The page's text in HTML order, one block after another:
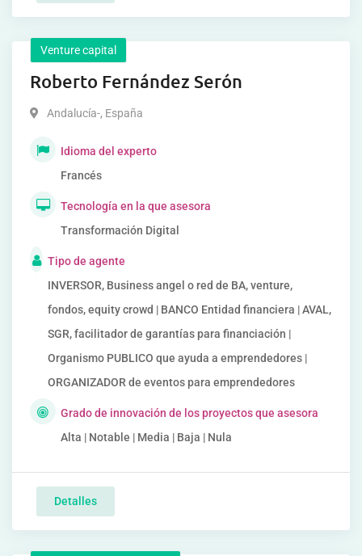
Venture capital
Roberto Fernández Serón
Andalucía-, España
Idioma del experto
Francés
Tecnología en la que asesora
Transformación Digital
Tipo de agente
INVERSOR, Business angel o red de BA, venture,
fondos, equity crowd | BANCO Entidad financiera | AVAL,
SGR, facilitador de garantías para financiación |
Organismo PUBLICO que ayuda a emprendedores |
ORGANIZADOR de eventos para emprendedores
Grado de innovación de los proyectos que asesora
Alta | Notable | Media | Baja | Nula
Detalles